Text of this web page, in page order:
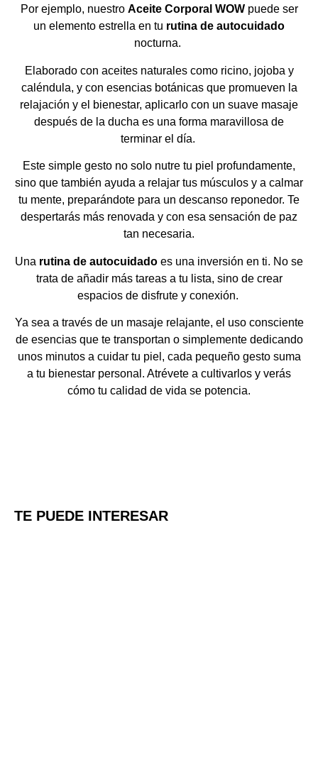
Por ejemplo, nuestro Aceite Corporal WOWpuede ser
un elemento estrella en tu rutina de autocuidado
nocturna.
Elaborado con aceites naturales como ricino, jojoba y
caléndula, y con esencias botánicas que promueven la
relajación y el bienestar, aplicarlo con un suave masaje
después de la ducha es una forma maravillosa de
terminar el día.
Este simple gesto no solo nutre tu piel profundamente,
sino que también ayuda a relajar tus músculos y a calmar
tu mente, preparándote para un descanso reponedor. Te
despertarás más renovada y con esa sensación de paz
tan necesaria.
Una rutina de autocuidado es una inversión en ti. No se
trata de añadir más tareas a tu lista, sino de crear
espacios de disfrute y conexión.
Ya sea a través de un masaje relajante, el uso consciente
de esencias que te transportan o simplemente dedicando
unos minutos a cuidar tu piel, cada pequeño gesto suma
a tu bienestar personal. Atrévete a cultivarlos y verás
cómo tu calidad de vida se potencia.
TE PUEDE INTERESAR